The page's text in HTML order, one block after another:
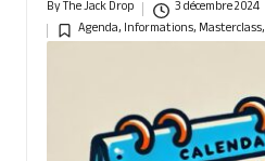
Posted
by
ByThe Jack Drop
3 décembre 2024
PostedAgenda, Informations, Masterclass,